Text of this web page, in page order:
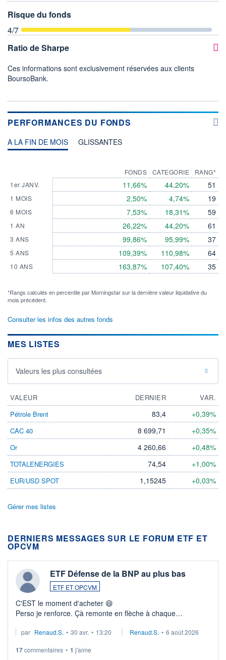
Risque du fonds
4/7
Ratio de Sharpe
Ces informations sont exclusivement réservées aux clients
BoursoBank.
PERFORMANCES DU FONDS
A LA FIN DE MOIS GLISSANTES
1er JANV.
1 MOIS
6 MOIS
1 AN
3 ANS
5 ANS
10 ANS
FONDS
11,66%
2,50%
7,53%
26,22%
99,86%
109,39%
163,87%
CATEGORIE
44,20%
4,74%
18,31%
44,20%
95,99%
110,98%
107,40%
RANG*
51
19
59
61
37
64
35
*Rangs calculés en percentile par Morningstar sur la dernière valeur liquidative du
mois précédent.
Consulter les infos des autres fonds
MES LISTES
Valeurs les plus consultées
VALEUR DERNIER
VAR.
Pétrole Brent
83,4 +0,39%
CAC 40 8 699,71 +0,35%
Or 4 260,66 +0,48%
TOTALENERGIES 74,54 +1,00%
EUR/USD SPOT 1,15245 +0,03%
Gérer mes listes
DERNIERS MESSAGES SUR LE FORUM ETF ET
OPCVM
ETF Défense de la BNP au plus bas
ETF ET OPCVM
C'EST le moment d'acheter 😄​
Perso je renforce. Çà remonte en flèche à chaque
Investissement long terme tip top pour sa retraite.
par Renaud.S. • 30 avr. • 13:20 Renaud.S. • 6 août 2026
17commentaires • 1 j'aime